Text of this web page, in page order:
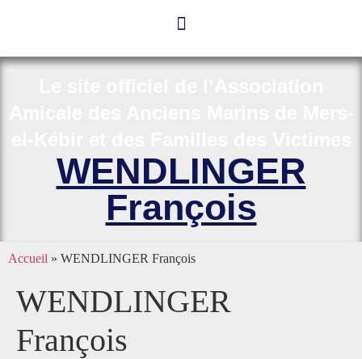
WENDLINGER
François
Accueil » WENDLINGER François
WENDLINGER
François